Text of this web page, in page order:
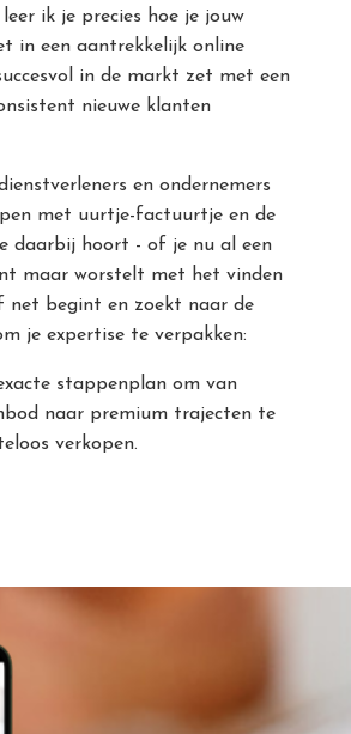
ik je precies hoe je jouw
in een aantrekkelijk online
in de markt zet met een
nieuwe klanten
en ondernemers
met uurtje-factuurtje en de
daarbij hoort - of je nu al een
maar worstelt met het vinden
net begint en zoekt naar de
je expertise te verpakken:
stappenplan om van
naar premium trajecten te
verkopen.